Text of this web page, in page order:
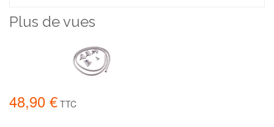
Plus de vues
48,90 € TTC